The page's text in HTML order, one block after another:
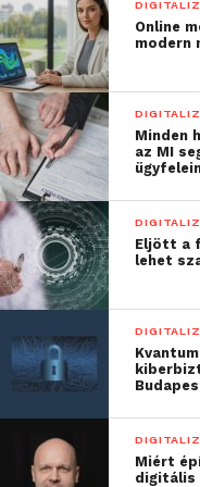
megoldásában
azonosítóval
futnak, titkosított
műveletük részletes
követhető.
Egyszerű
A Micro Focus RPA
hogy programozási
venni, így gyorsan
könnyedén
legegyszerűbb
később
továbbiakra. Az
a felhasználóik
képviselői saját
Online
modern
Minden
az MI
Eljött a
lehet
Miért
digitális